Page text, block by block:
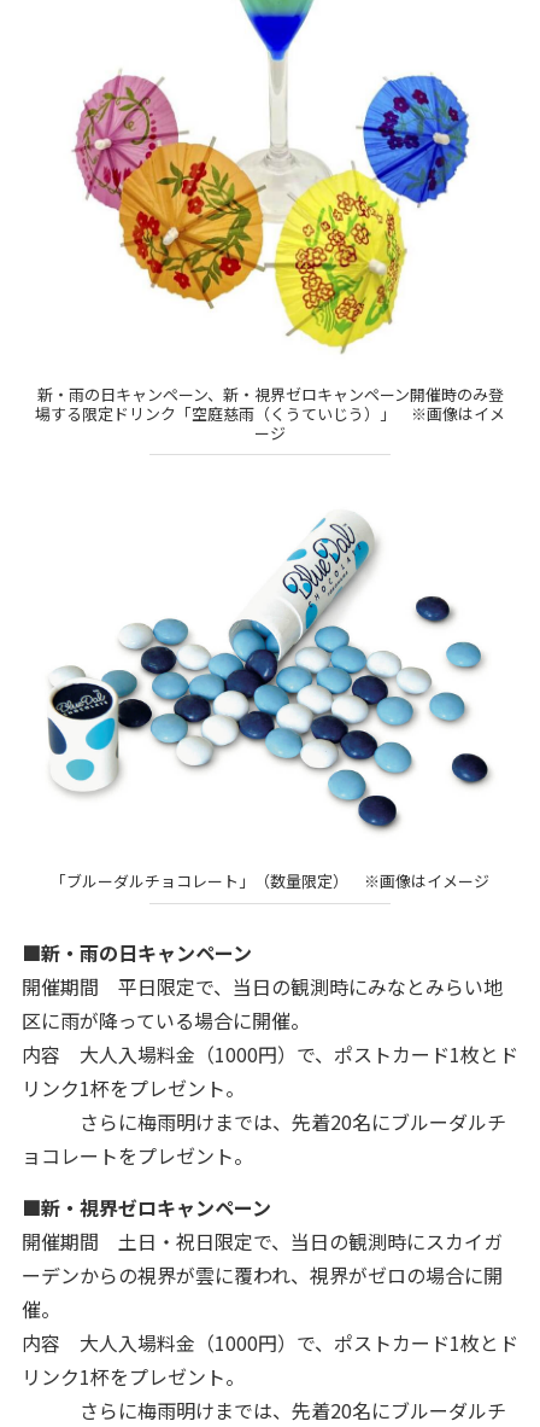
新・雨の日キャンペーン、新・視界ゼロキャンペーン開催時のみ登
場する限定ドリンク「空庭慈雨（くうていじう）」 ※画像はイメ
ージ
「ブルーダルチョコレート」（数量限定） ※画像はイメージ
■新・雨の日キャンペーン
開催期間 平日限定で、当日の観測時にみなとみらい地
区に雨が降っている場合に開催。
内容 大人入場料金（1000円）で、ポストカード1枚とド
リンク1杯をプレゼント。
さらに梅雨明けまでは、先着20名にブルーダルチ
ョコレートをプレゼント。
■新・視界ゼロキャンペーン
開催期間 土日・祝日限定で、当日の観測時にスカイガ
ーデンからの視界が雲に覆われ、視界がゼロの場合に開
催。
内容 大人入場料金（1000円）で、ポストカード1枚とド
リンク1杯をプレゼント。
さらに梅雨明けまでは、先着20名にブルーダルチ